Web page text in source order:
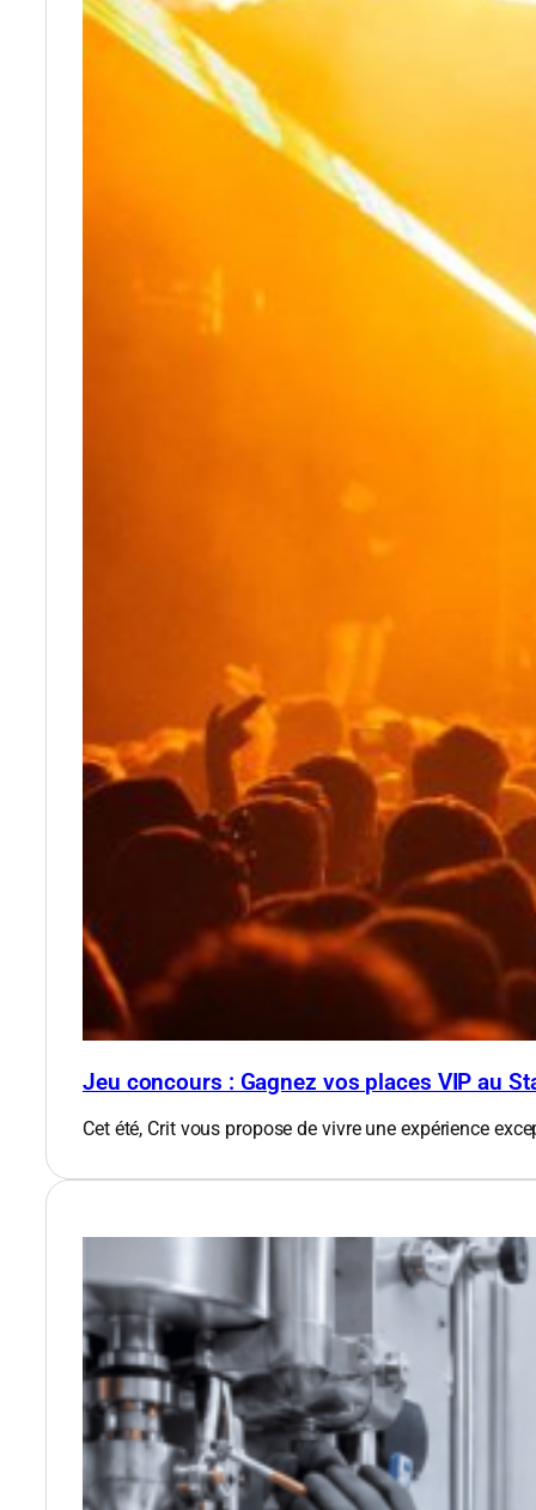
Jeu concours : Gagnez vos places VIP au
Cet été, Crit vous propose de vivre une expérience